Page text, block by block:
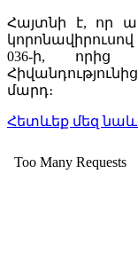
Հայտնի է, որ
036-ի, որից
մարդ։
Հետևեք մեզ նաև